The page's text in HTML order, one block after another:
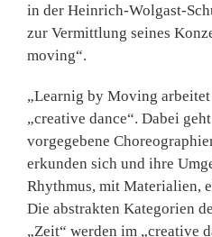
in der Heinrich-Wolgast-
zur Vermittlung seines
moving“.
„Learnig by Moving
„creative dance“. Dabei
vorgegebene
erkunden sich und ihre
Rhythmus, mit Materialien,
Die abstrakten Kategorien
„Zeit“ werden im „creative